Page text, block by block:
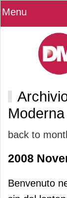
Menu
Moderna
back to
2008
Benvenuto